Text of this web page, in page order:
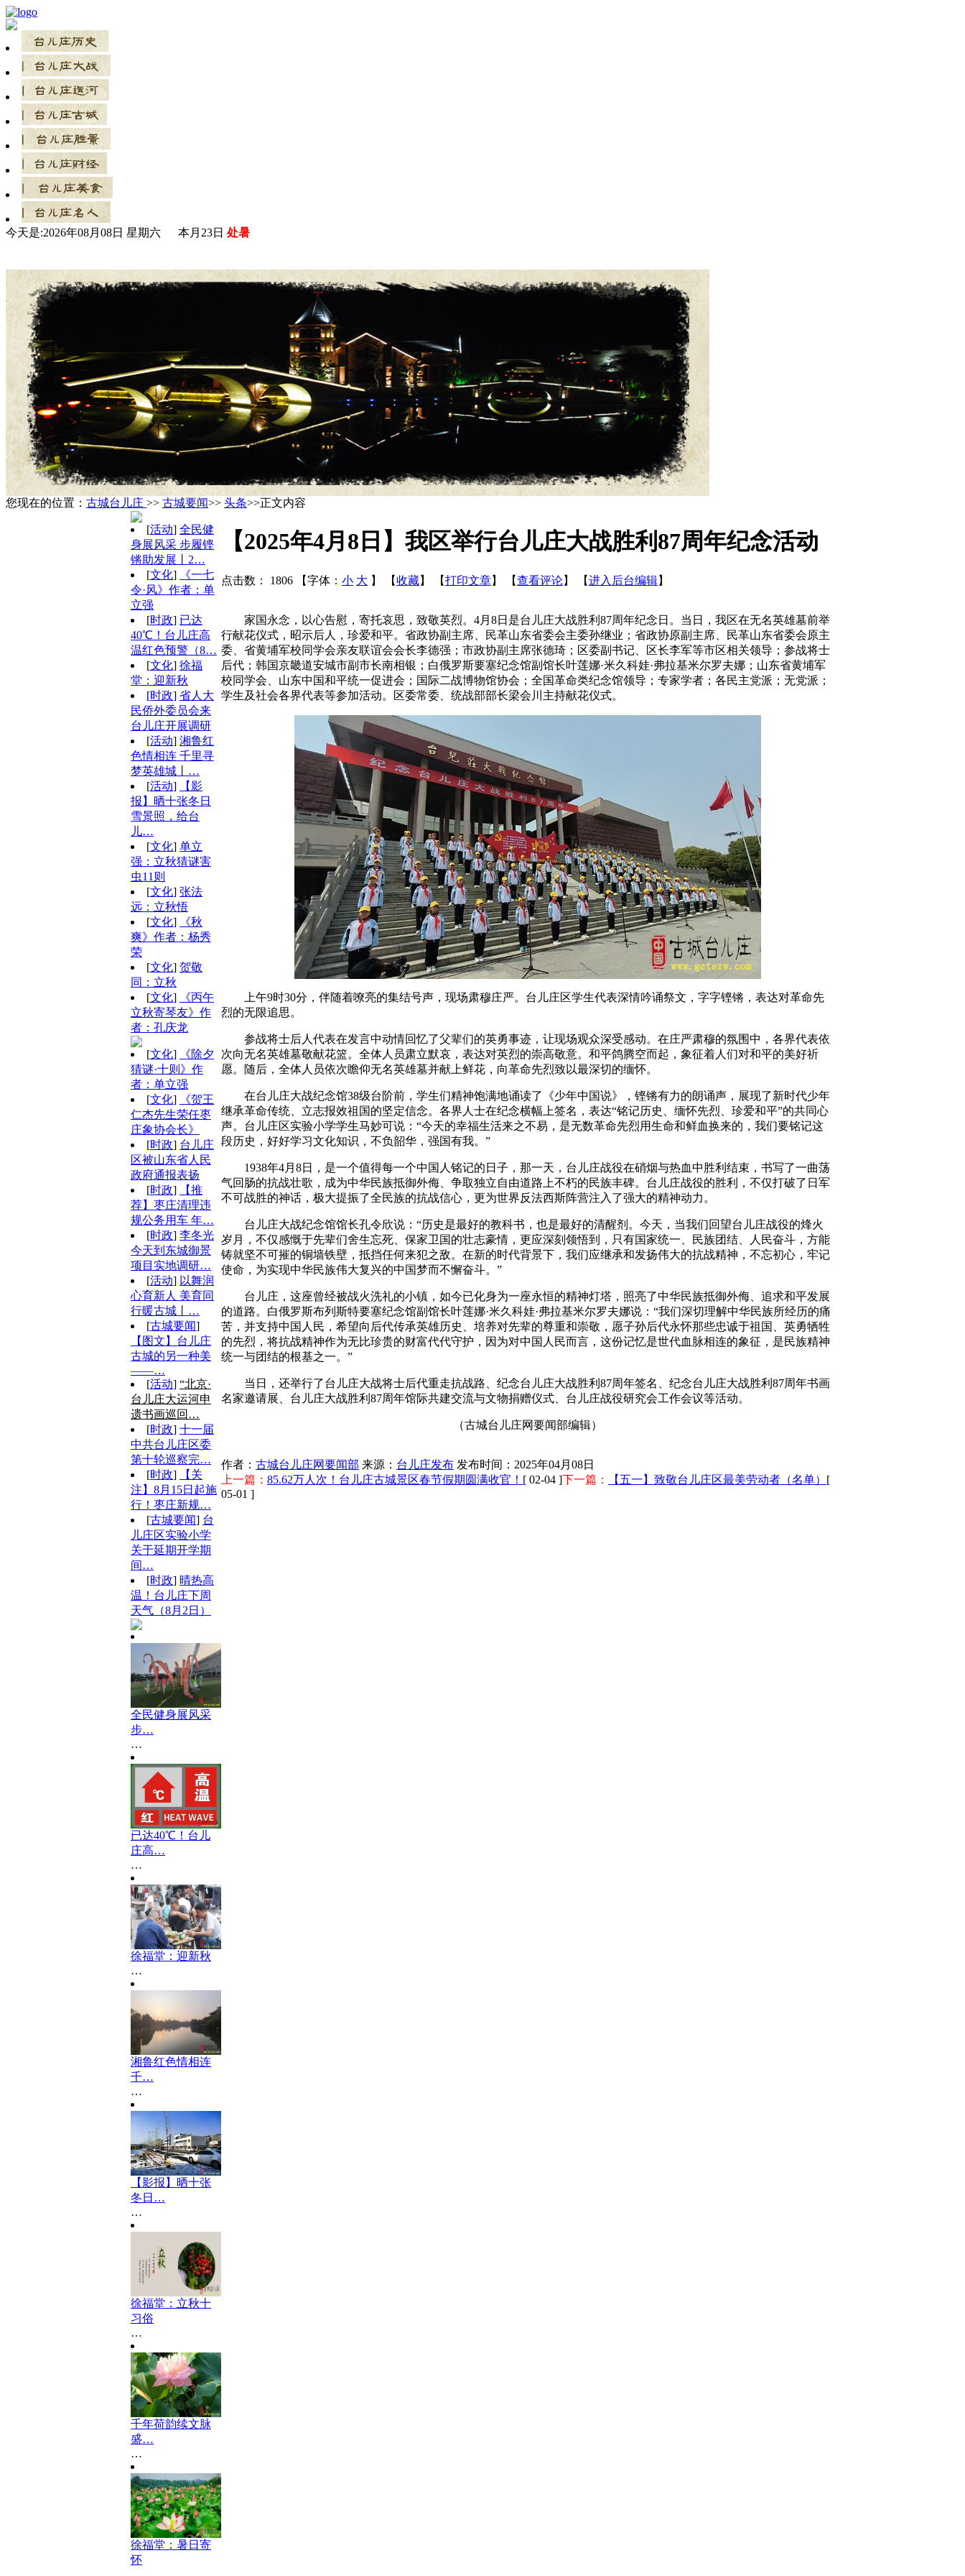
今天是:2026年08月08日 星期六 本月23日 处暑
您现在的位置： 古城台儿庄 >> 古城要闻>> 头条>>正文内容
[活动] 全民健
身展风采 步履铿
锵助发展丨2…
[文化]
《一七
令·风》作者：单
立强
[时政] 已达
40℃！台儿庄高
温红色预警（8…
[文化] 徐福
堂：迎新秋
[时政] 省人大
民侨外委员会来
台儿庄开展调研
[活动] 湘鲁红
色情相连 千里寻
梦英雄城丨…
[活动]
【影
报】晒十张冬日
雪景照，给台
儿…
[文化] 单立
强：立秋猜谜害
虫11则
[文化] 张法
远：立秋悟
[文化]
《秋
爽》作者：杨秀
荣
[文化] 贺敬
同：立秋
[文化]
《丙午
立秋寄琴友》作
者：孔庆龙
[文化]
《除夕
猜谜·十则》作
者：单立强
[文化]
《贺王
仁杰先生荣任枣
庄象协会长》
[时政] 台儿庄
区被山东省人民
政府通报表扬
[时政]
【推
荐】枣庄清理违
规公务用车 年…
[时政] 李冬光
今天到东城御景
项目实地调研…
[活动] 以舞润
心育新人 美育同
行暖古城丨…
[古城要闻]
【图文】台儿庄
古城的另一种美
——…
[活动] “北京·
台儿庄大运河申
遗书画巡回…
[时政] 十一届
中共台儿庄区委
第十轮巡察完…
[时政]
【关
注】8月15日起施
行！枣庄新规…
[古城要闻] 台
儿庄区实验小学
关于延期开学期
间…
[时政] 晴热高
温！台儿庄下周
天气（8月2日）
全民健身展风采
步…
…
已达40℃！台儿
庄高…
…
徐福堂：迎新秋
…
湘鲁红色情相连
千…
…
【影报】晒十张
冬日…
…
徐福堂：立秋十
习俗
…
千年荷韵续文脉
盛…
…
徐福堂：暑日寄
怀
【2025年4月8日】我区举行台儿庄大战胜利87周年纪念活动
点击数： 1806 【字体： 小 大 】 【收藏】 【打印文章】 【查看评论】 【进入后台编辑】
家国永念，以心告慰，寄托哀思，致敬英烈。4月8日是台儿庄大战胜利87周年纪念日。当日，我区在无名英雄墓前举
行献花仪式，昭示后人，珍爱和平。省政协副主席、民革山东省委会主委孙继业；省政协原副主席、民革山东省委会原主
委、省黄埔军校同学会亲友联谊会会长李德强；市政协副主席张德琦；区委副书记、区长李军等市区相关领导；参战将士
后代；韩国京畿道安城市副市长南相银；白俄罗斯要塞纪念馆副馆长叶莲娜·米久科娃·弗拉基米尔罗夫娜；山东省黄埔军
校同学会、山东中国和平统一促进会；国际二战博物馆协会；全国革命类纪念馆领导；专家学者；各民主党派；无党派；
学生及社会各界代表等参加活动。区委常委、统战部部长梁会川主持献花仪式。
上午9时30分，伴随着嘹亮的集结号声，现场肃穆庄严。台儿庄区学生代表深情吟诵祭文，字字铿锵，表达对革命先
烈的无限追思。
参战将士后人代表在发言中动情回忆了父辈们的英勇事迹，让现场观众深受感动。在庄严肃穆的氛围中，各界代表依
次向无名英雄墓敬献花篮。全体人员肃立默哀，表达对英烈的崇高敬意。和平鸽腾空而起，象征着人们对和平的美好祈
愿。随后，全体人员依次瞻仰无名英雄墓并献上鲜花，向革命先烈致以最深切的缅怀。
在台儿庄大战纪念馆38级台阶前，学生们精神饱满地诵读了《少年中国说》，铿锵有力的朗诵声，展现了新时代少年
继承革命传统、立志报效祖国的坚定信念。各界人士在纪念横幅上签名，表达“铭记历史、缅怀先烈、珍爱和平”的共同心
声。台儿庄区实验小学学生马妙可说：“今天的幸福生活来之不易，是无数革命先烈用生命和鲜血换来的，我们要铭记这
段历史，好好学习文化知识，不负韶华，强国有我。”
1938年4月8日，是一个值得每一个中国人铭记的日子，那一天，台儿庄战役在硝烟与热血中胜利结束，书写了一曲荡
气回肠的抗战壮歌，成为中华民族抵御外侮、争取独立自由道路上不朽的民族丰碑。台儿庄战役的胜利，不仅打破了日军
不可战胜的神话，极大提振了全民族的抗战信心，更为世界反法西斯阵营注入了强大的精神动力。
台儿庄大战纪念馆馆长孔令欣说：“历史是最好的教科书，也是最好的清醒剂。今天，当我们回望台儿庄战役的烽火
岁月，不仅感慨于先辈们舍生忘死、保家卫国的壮志豪情，更应深刻领悟到，只有国家统一、民族团结、人民奋斗，方能
铸就坚不可摧的铜墙铁壁，抵挡任何来犯之敌。在新的时代背景下，我们应继承和发扬伟大的抗战精神，不忘初心，牢记
使命，为实现中华民族伟大复兴的中国梦而不懈奋斗。”
台儿庄，这座曾经被战火洗礼的小镇，如今已化身为一座永恒的精神灯塔，照亮了中华民族抵御外侮、追求和平发展
的道路。白俄罗斯布列斯特要塞纪念馆副馆长叶莲娜·米久科娃·弗拉基米尔罗夫娜说：“我们深切理解中华民族所经历的痛
苦，并支持中国人民，希望向后代传承英雄历史、培养对先辈的尊重和崇敬，愿子孙后代永怀那些忠诚于祖国、英勇牺牲
的先烈，将抗战精神作为无比珍贵的财富代代守护，因为对中国人民而言，这份记忆是世代血脉相连的象征，是民族精神
统一与团结的根基之一。”
当日，还举行了台儿庄大战将士后代重走抗战路、纪念台儿庄大战胜利87周年签名、纪念台儿庄大战胜利87周年书画
名家邀请展、台儿庄大战胜利87周年馆际共建交流与文物捐赠仪式、台儿庄战役研究会工作会议等活动。
（古城台儿庄网要闻部编辑）
作者： 古城台儿庄网要闻部 来源： 台儿庄发布 发布时间：2025年04月08日
上一篇： 85.62万人次！台儿庄古城景区春节假期圆满收官！ [ 02-04 ]下一篇： 【五一】致敬台儿庄区最美劳动者（名单） [
05-01 ]